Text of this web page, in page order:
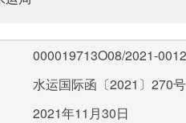
000019713O08/2021-
水运国际函〔2021〕270号
2021年11月30日